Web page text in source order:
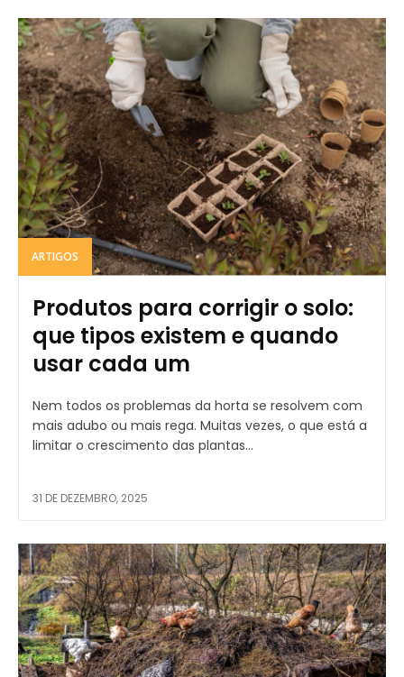
ARTIGOS
Produtos para corrigir o solo:
que tipos existem e quando
usar cada um
Nem todos os problemas da horta se resolvem com
mais adubo ou mais rega. Muitas vezes, o que está a
limitar o crescimento das plantas...
31 DE DEZEMBRO, 2025